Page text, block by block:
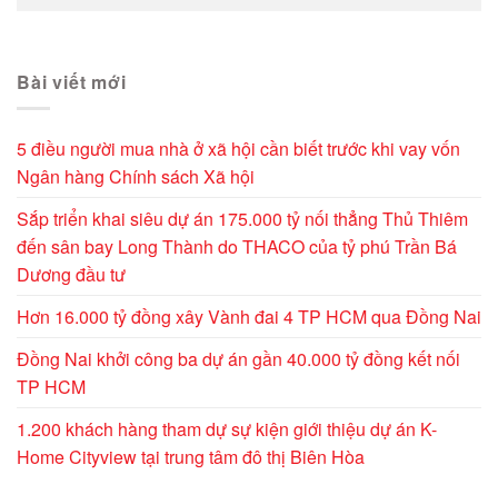
Bài viết mới
5 điều người mua nhà ở xã hội cần biết trước khi vay vốn
Ngân hàng Chính sách Xã hội
Sắp triển khai siêu dự án 175.000 tỷ nối thẳng Thủ Thiêm
đến sân bay Long Thành do THACO của tỷ phú Trần Bá
Dương đầu tư
Hơn 16.000 tỷ đồng xây Vành đai 4 TP HCM qua Đồng Nai
Đồng Nai khởi công ba dự án gần 40.000 tỷ đồng kết nối
TP HCM
1.200 khách hàng tham dự sự kiện giới thiệu dự án K-
Home Cityview tại trung tâm đô thị Biên Hòa